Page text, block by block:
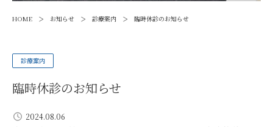
HOME > お知らせ > 診療案内 > 臨時休診のお知らせ
診療案内
臨時休診のお知らせ
2024.08.06